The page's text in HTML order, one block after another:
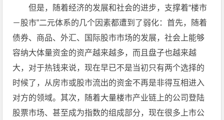
但是，随着经济的发展和社会的进步，支撑着“楼市
－股市”二元体系的几个因素都遭到了弱化：首先，随着
债券、商品、外汇、国际股市市场的发展，社会上能够
容纳大体量资金的资产越来越多，而且盘子也越来越
大，对于热钱来说，现在早已不是当初只有两个选择的
时候了，从房市或股市流出的资金不再是非得互相进入
对方的领域。其次，随着大量楼市产业链上的公司登陆
股票市场、甚至成为指数的组成部分，现在很多上市公